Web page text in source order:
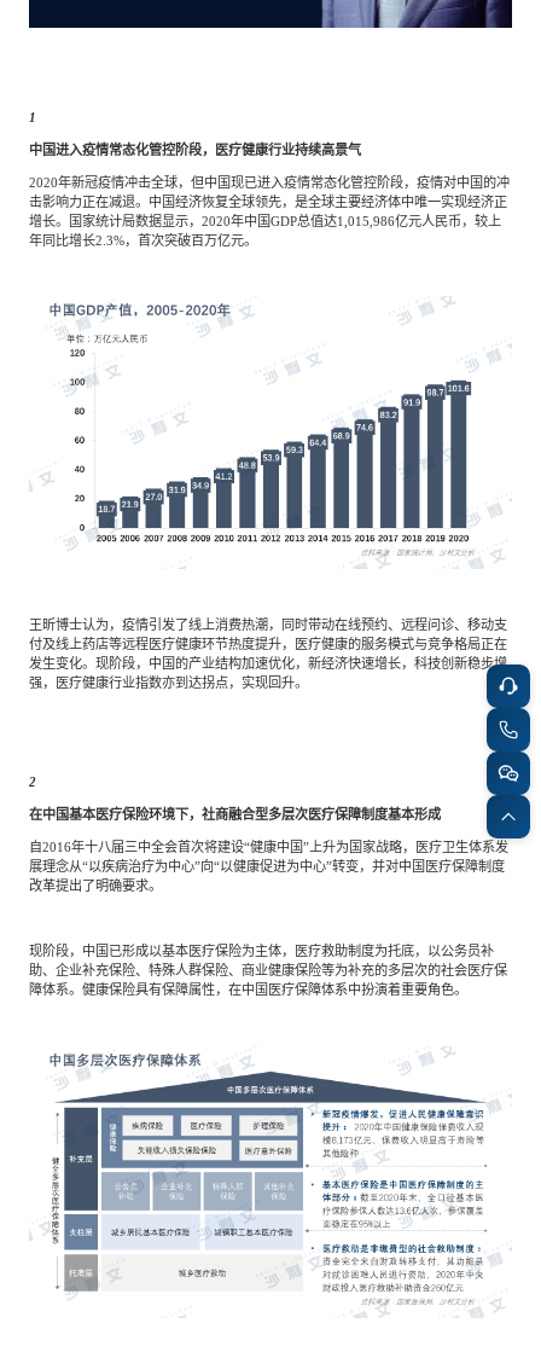
1
中国进入疫情常态化管控阶段，医疗健康行业持续高景气
2020年新冠疫情冲击全球，但中国现已进入疫情常态化管控阶段，疫情对中国的冲
击影响力正在减退。中国经济恢复全球领先，是全球主要经济体中唯一实现经济正
增长。国家统计局数据显示，2020年中国GDP总值达1,015,986亿元人民币，较上
年同比增长2.3%，首次突破百万亿元。
王昕博士认为，疫情引发了线上消费热潮，同时带动在线预约、远程问诊、移动支
付及线上药店等远程医疗健康环节热度提升，医疗健康的服务模式与竞争格局正在
发生变化。现阶段，中国的产业结构加速优化，新经济快速增长，科技创新稳步增
强，医疗健康行业指数亦到达拐点，实现回升。
2
在中国基本医疗保险环境下，社商融合型多层次医疗保障制度基本形成
自2016年十八届三中全会首次将建设“健康中国”上升为国家战略，医疗卫生体系发
展理念从“以疾病治疗为中心”向“以健康促进为中心”转变，并对中国医疗保障制度
改革提出了明确要求。
现阶段，中国已形成以基本医疗保险为主体，医疗救助制度为托底，以公务员补
助、企业补充保险、特殊人群保险、商业健康保险等为补充的多层次的社会医疗保
障体系。健康保险具有保障属性，在中国医疗保障体系中扮演着重要角色。